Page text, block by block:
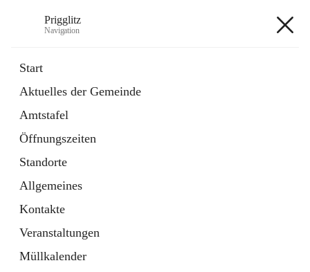
Prigglitz
Navigation
Start
Aktuelles der Gemeinde
Amtstafel
Öffnungszeiten
Standorte
Allgemeines
Kontakte
Veranstaltungen
Müllkalender
Externe Webseite
in
Tab
Gemeindezeitung
Ordner
öffnet
in
neuem
Tab